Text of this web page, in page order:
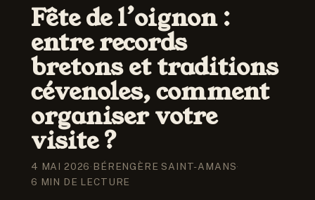
Fête de l’oignon :
entre records
bretons et traditions
cévenoles, comment
organiser votre
visite ?
4 MAI 2026·BÉRENGÈRE SAINT-AMANS·
6 MIN DE LECTURE